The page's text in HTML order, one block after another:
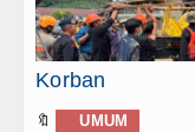
Korban
🔖 UMUM